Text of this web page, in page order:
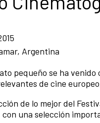
Argentina
pequeño se ha
de cine
de lo mejor del
una selección